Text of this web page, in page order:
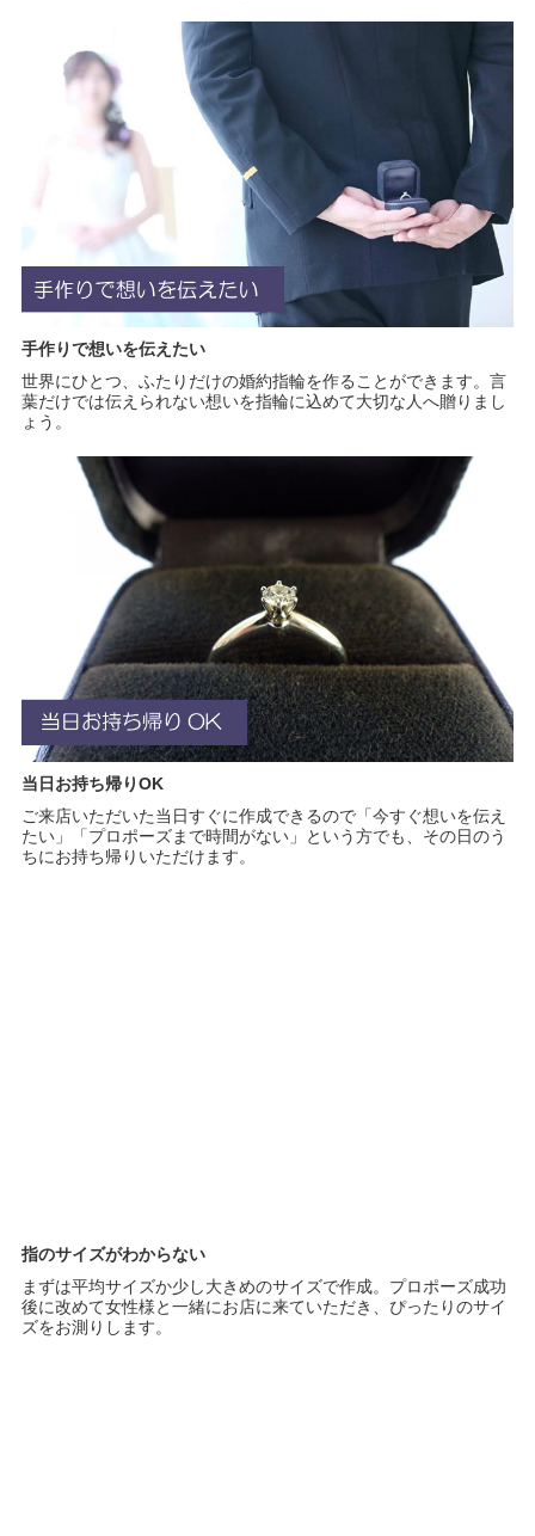
手作りで想いを伝えたい
世界にひとつ、ふたりだけの婚約指輪を作ることができます。言
葉だけでは伝えられない想いを指輪に込めて大切な人へ贈りまし
ょう。
当日お持ち帰りOK
ご来店いただいた当日すぐに作成できるので「今すぐ想いを伝え
たい」「プロポーズまで時間がない」という方でも、その日のう
ちにお持ち帰りいただけます。
指のサイズがわからない
まずは平均サイズか少し大きめのサイズで作成。プロポーズ成功
後に改めて女性様と一緒にお店に来ていただき、ぴったりのサイ
ズをお測りします。